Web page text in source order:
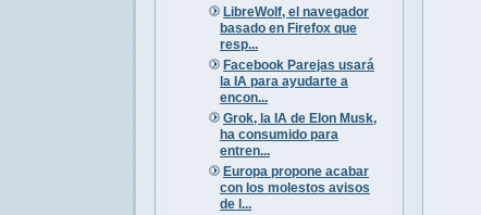
LibreWolf, el navegador
basado en Firefox que
resp...
Facebook Parejas usará
la IA para ayudarte a
encon...
Grok, la IA de Elon Musk,
ha consumido para
entren...
Europa propone acabar
con los molestos avisos
de l...